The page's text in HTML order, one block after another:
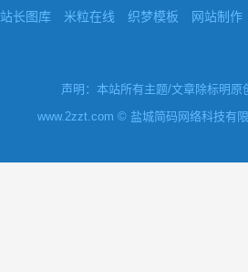
站长图库
米粒在线 织梦模板 网站制作
声明：本站所有主题/文章除标明
www.2zzt.com © 盐城简码网络科技有